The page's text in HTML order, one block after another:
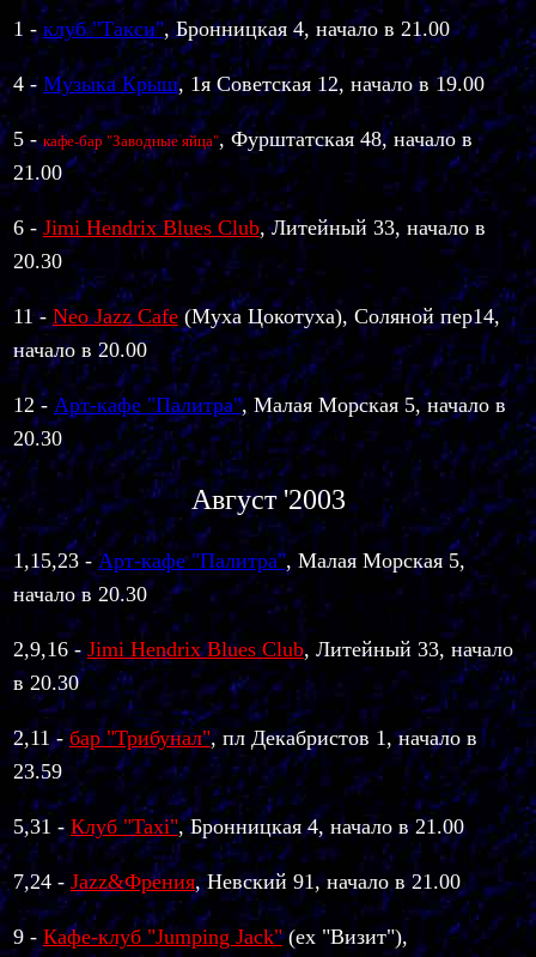
1 -клуб "Такси", Бронницкая 4, начало в 21.00
4 - Музыка Крыш, 1я Советская 12, начало в 19.00
5 -кафе-бар "Заводные яйца", Фурштатская 48, начало в
21.00
6 - Jimi Hendrix Blues Club, Литейный 33, начало в
20.30
11 -Neo Jazz Cafe(Муха Цокотуха), Соляной пер14,
начало в 20.00
12 - Арт-кафе "Палитра", Малая Морская 5, начало в
20.30
Август '2003
1,15,23 -Арт-кафе "Палитра", Малая Морская 5,
начало в 20.30
2,9,16 -Jimi Hendrix Blues Club, Литейный 33, начало
в 20.30
2,11 -бар "Трибунал", пл Декабристов 1, начало в
23.59
5,31 - Клуб "Taxi", Бронницкая 4, начало в 21.00
7,24 - Jazz&Френия, Невский 91, начало в 21.00
9 - Кафе-клуб "Jumping Jack" (ex "Визит"),